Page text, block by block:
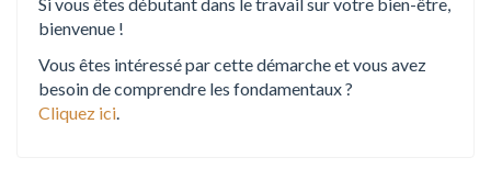
bienvenue !
Vous êtes intéressé par cette démarche et vous avez
besoin de comprendre les fondamentaux ?
Cliquez ici